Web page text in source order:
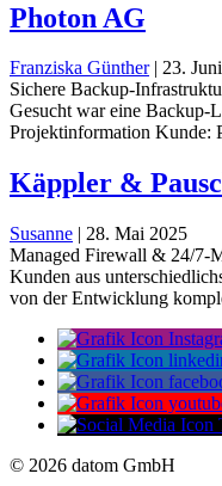
Photon AG
Franziska Günther
23.
Sichere Backup-
Gesucht war eine Backup-
Projektinformation Kunde:
Käppler &
Susanne | 28. Mai 2025
Managed Firewall & 24/7-
Kunden aus
von der Entwicklung
© 2026 datom GmbH